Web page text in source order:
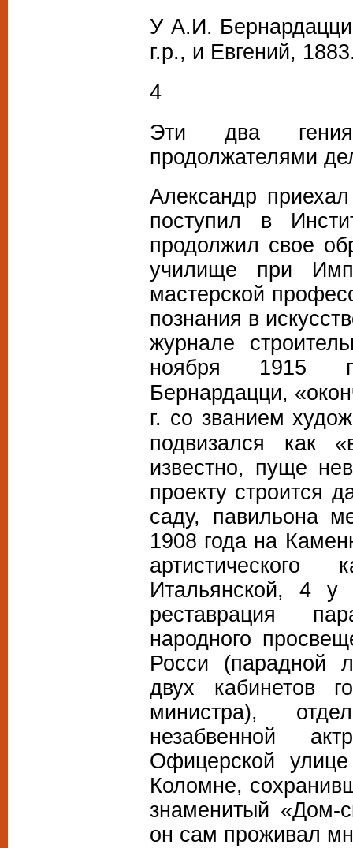
У А.И.
г.р., и Евгений,
4
Эти два
продолжателями
Александр
поступил в
продолжил свое
училище при
мастерской
познания в
журнале
ноября 1915 г
Бернардацци,
г. со званием
подвизался как
известно, пуще
проекту строится
саду, павильона
1908 года на
Итальянской, 4 у
реставрация
народного
Росси (парадной
двух кабинетов
министра),
незабвенной
Офицерской
Коломне,
знаменитый «Дом-
он сам проживал